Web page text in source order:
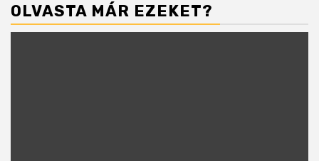
OLVASTA MÁR EZEKET?